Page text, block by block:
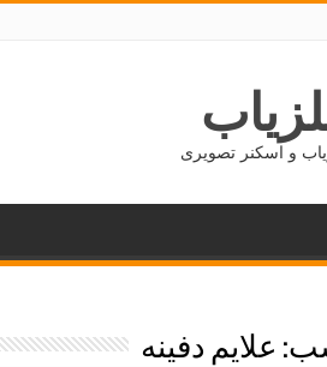
و اسکنر تصویری
علایم دفینه